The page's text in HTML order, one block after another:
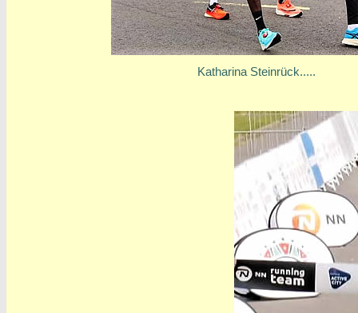
Katharina Steinrück.....